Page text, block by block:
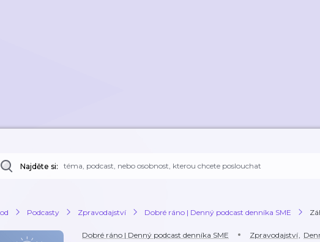
Najděte si:
Podcasty Zpravodajství Dobré ráno | Denný podcast denníka SME
Dobré ráno | Denný podcast denníka SME Zpravodajství,